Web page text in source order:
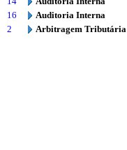
16
Auditoria Interna
2
Arbitragem Tributária